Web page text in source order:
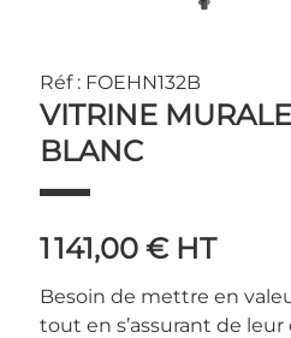
Réf : FOEHN132B
VITRINE
BLANC
1 141,00 € HT
Besoin de mettre en
tout en s’assurant de